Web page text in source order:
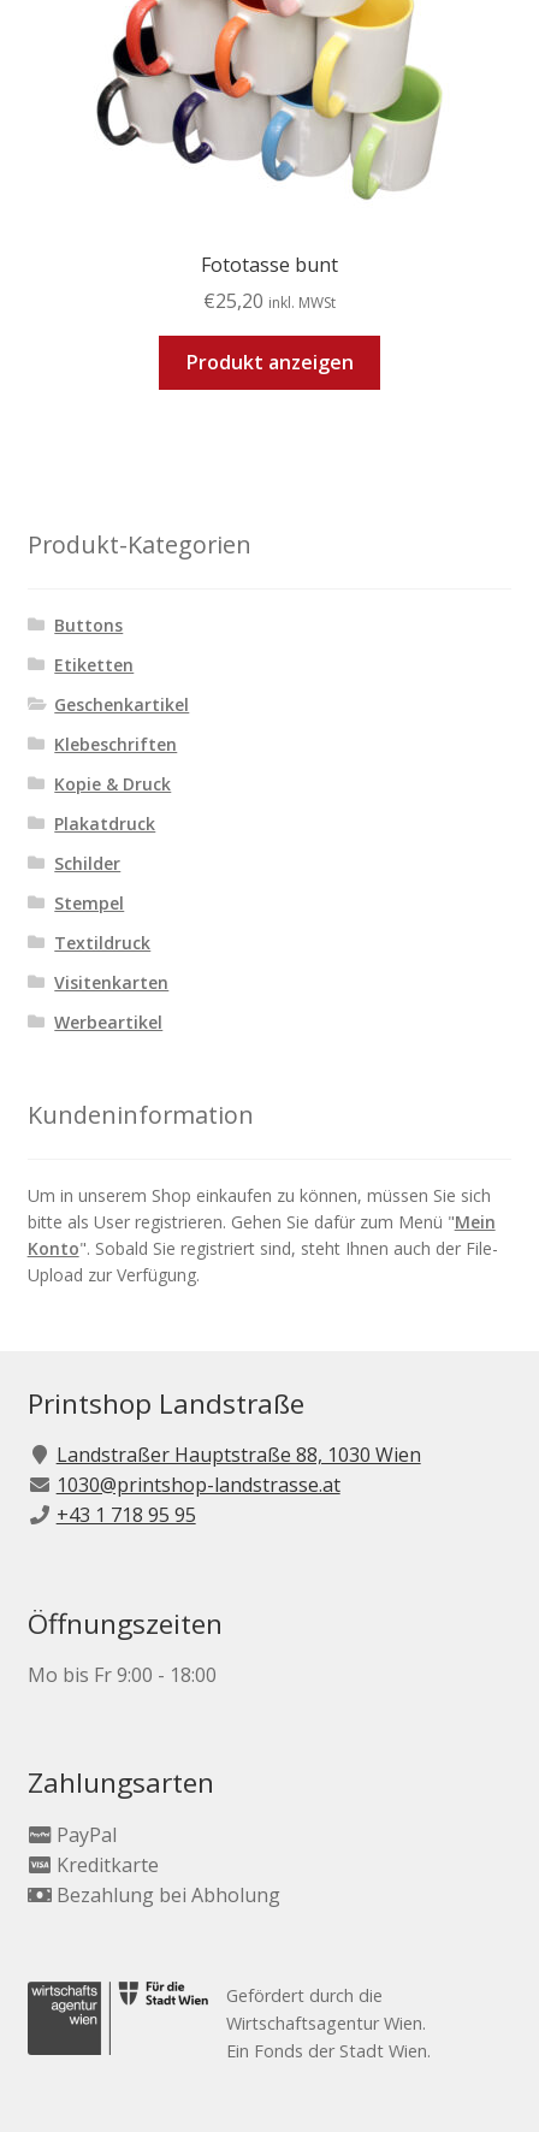
Fototasse bunt
€25,20 inkl. MWSt
Produkt anzeigen
Produkt-Kategorien
Buttons
Etiketten
Geschenkartikel
Klebeschriften
Kopie & Druck
Plakatdruck
Schilder
Stempel
Textildruck
Visitenkarten
Werbeartikel
Kundeninformation
Um in unserem Shop einkaufen zu können, müssen Sie sich
bitte als User registrieren. Gehen Sie dafür zum Menü "Mein
Konto". Sobald Sie registriert sind, steht Ihnen auch der File-
Upload zur Verfügung.
Printshop Landstraße
Landstraßer Hauptstraße 88, 1030 Wien
1030@printshop-landstrasse.at
+43 1 718 95 95
Öffnungszeiten
Mo bis Fr 9:00 - 18:00
Zahlungsarten
PayPal
Kreditkarte
Bezahlung bei Abholung
Gefördert durch die
Wirtschaftsagentur Wien.
Ein Fonds der Stadt Wien.